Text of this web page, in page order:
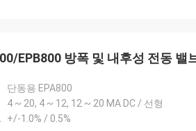
EPB800 방폭 및 내후성 전동 밸
단동용 EPA800
4 ~ 20, 4 ~ 12, 12 ~ 20 MA DC / 선형
:
+/-1.0% / 0.5%